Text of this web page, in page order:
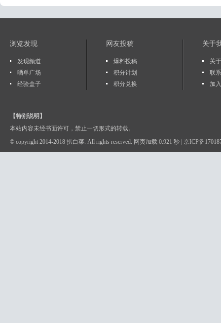
浏览发现
发现频道
晒单广场
经验盒子
网友投稿
爆料投稿
积分计划
积分兑换
关于
关
联
加
【特别说明】
本站内容未经书面许可，禁止一切形式的转载。
© copyright 2014-2018 扒白菜. All rights reserved. 网页加载 0.921 秒 | 京ICP备